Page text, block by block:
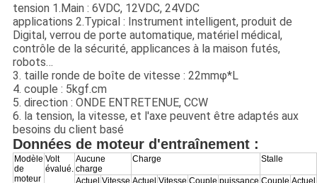
tension 1.Main : 6VDC, 12VDC, 24VDC
applications 2.Typical : Instrument intelligent, produit de
Digital, verrou de porte automatique, matériel médical,
contrôle de la sécurité, applicances à la maison futés,
robots…
3. taille ronde de boîte de vitesse : 22mmφ*L
4. couple : 5kgf.cm
5. direction : ONDE ENTRETENUE, CCW
6. la tension, la vitesse, et l'axe peuvent être adaptés aux
besoins du client basé
Données de moteur d'entraînement :
Modèle
de
moteur
Volt
évalué.
Aucune
charge
Charge Stalle
Actuel Vitesse Actuel Vitesse Couple puissance Couple Actuel